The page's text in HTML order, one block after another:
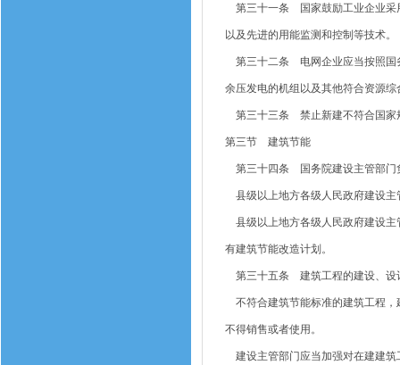
第三十一条 国家鼓励工业企业采
以及先进的用能监测和控制等技术。
第三十二条 电网企业应当按照国
余压发电的机组以及其他符合资源
第三十三条 禁止新建不符合国家
第三节 建筑节能
第三十四条 国务院建设主管部门
县级以上地方各级人民政府建设主
县级以上地方各级人民政府建设主
有建筑节能改造计划。
第三十五条 建筑工程的建设、设
不符合建筑节能标准的建筑工程，
不得销售或者使用。
建设主管部门应当加强对在建建筑